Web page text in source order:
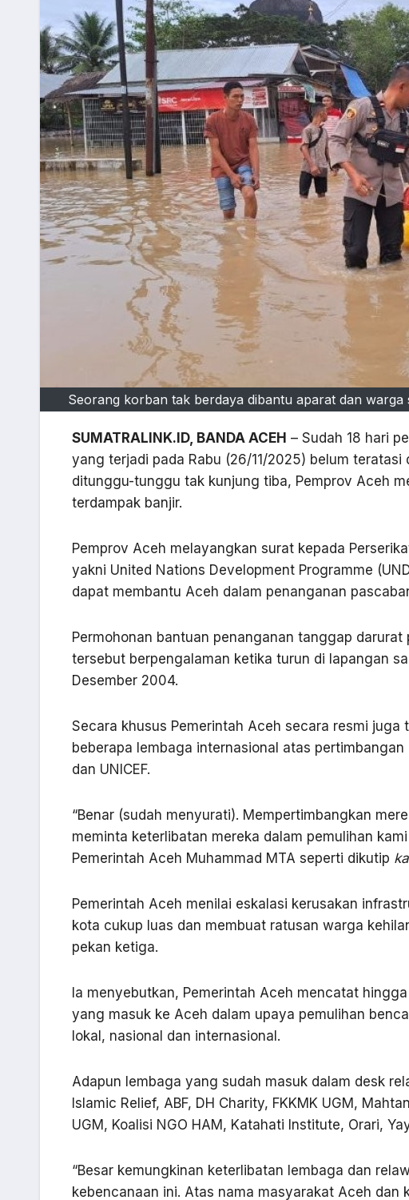
Seorang korban tak berdaya dibantu aparat dan
SUMATRALINK.ID, BANDA ACEH – Sudah 18 hari
yang terjadi pada Rabu (26/11/2025) belum
ditunggu-tunggu tak kunjung tiba, Pemprov Aceh
terdampak banjir.
Pemprov Aceh melayangkan surat kepada
yakni United Nations Development Programme
dapat membantu Aceh dalam penanganan
Permohonan bantuan penanganan tanggap
tersebut berpengalaman ketika turun di lapangan
Desember 2004.
Secara khusus Pemerintah Aceh secara resmi
beberapa lembaga internasional atas
dan UNICEF.
“Benar (sudah menyurati). Mempertimbangkan
meminta keterlibatan mereka dalam pemulihan
Pemerintah Aceh Muhammad MTA seperti dikutip
Pemerintah Aceh menilai eskalasi kerusakan
kota cukup luas dan membuat ratusan warga
pekan ketiga.
Ia menyebutkan, Pemerintah Aceh mencatat
yang masuk ke Aceh dalam upaya pemulihan
lokal, nasional dan internasional.
Adapun lembaga yang sudah masuk dalam desk
Islamic Relief, ABF, DH Charity, FKKMK UGM,
UGM, Koalisi NGO HAM, Katahati Institute, Orari,
“Besar kemungkinan keterlibatan lembaga dan
kebencanaan ini. Atas nama masyarakat Aceh